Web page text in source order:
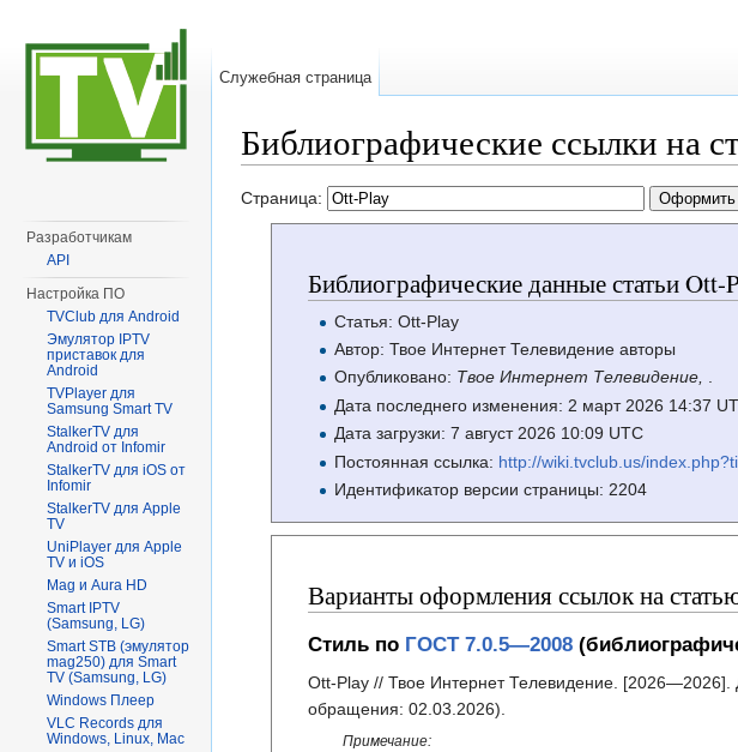
Библиографические ссылки на
Страница:
Библиографические данные статьи Ott-
Статья: Ott-Play
Автор: Твое Интернет Телевидение авторы
Опубликовано: Твое Интернет Телевидение, .
Дата последнего изменения: 2 март 2026 14:37
Дата загрузки: 7 август 2026 10:09 UTC
Постоянная ссылка: http://wiki.tvclub.us/
Идентификатор версии страницы: 2204
Варианты оформления ссылок на
Стиль по ГОСТ 7.0.5—2008
Ott-Play // Твое Интернет Телевидение. [2026—2026].
обращения: 02.03.2026).
Примечание:
Служебная страница
Разработчикам
API
Настройка ПО
TVClub для Android
Эмулятор IPTV
приставок для
Android
TVPlayer для
Samsung Smart TV
StalkerTV для
Android от Infomir
StalkerTV для iOS от
Infomir
StalkerTV для Apple
TV
UniPlayer для Apple
TV и iOS
Mag и Aura HD
Smart IPTV
(Samsung, LG)
Smart STB (эмулятор
mag250) для Smart
TV (Samsung, LG)
Windows Плеер
VLC Records для
Windows, Linux, Mac